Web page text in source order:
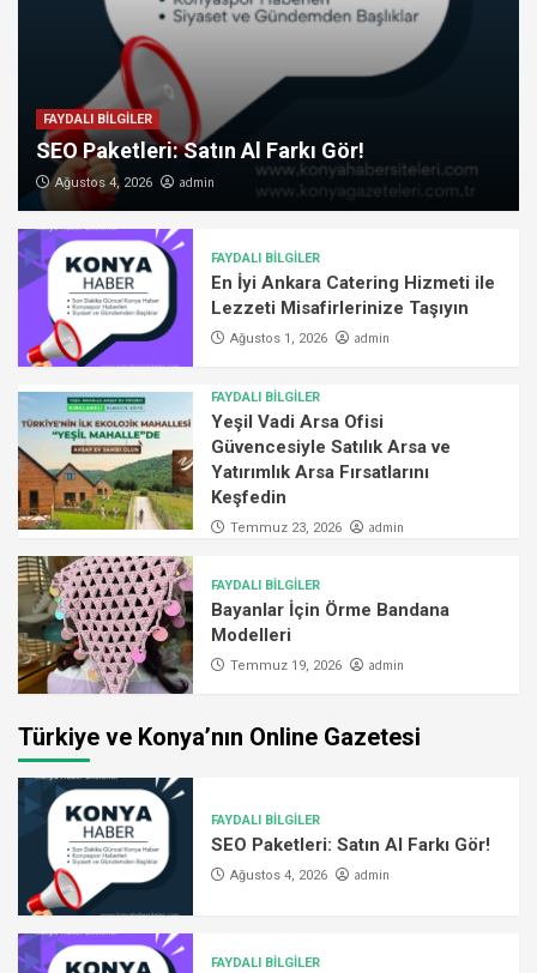
FAYDALI BİLGİLER
SEO Paketleri: Satın Al Farkı Gör!
Ağustos 4, 2026 admin
FAYDALI BİLGİLER
En İyi Ankara Catering Hizmeti ile
Lezzeti Misafirlerinize Taşıyın
Ağustos 1, 2026 admin
FAYDALI BİLGİLER
Yeşil Vadi Arsa Ofisi
Güvencesiyle Satılık Arsa ve
Yatırımlık Arsa Fırsatlarını
Keşfedin
Temmuz 23, 2026 admin
FAYDALI BİLGİLER
Bayanlar İçin Örme Bandana
Modelleri
Temmuz 19, 2026 admin
Türkiye ve Konya’nın Online Gazetesi
FAYDALI BİLGİLER
SEO Paketleri: Satın Al Farkı Gör!
Ağustos 4, 2026 admin
FAYDALI BİLGİLER